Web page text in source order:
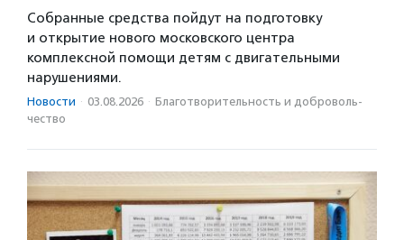
Собранные средства пойдут на подготовку
и открытие нового московского центра
комплексной помощи детям с двигательными
нарушениями.
Новости · 03.08.2026 · Благотвори­тель­ность и доброволь­
чест­во